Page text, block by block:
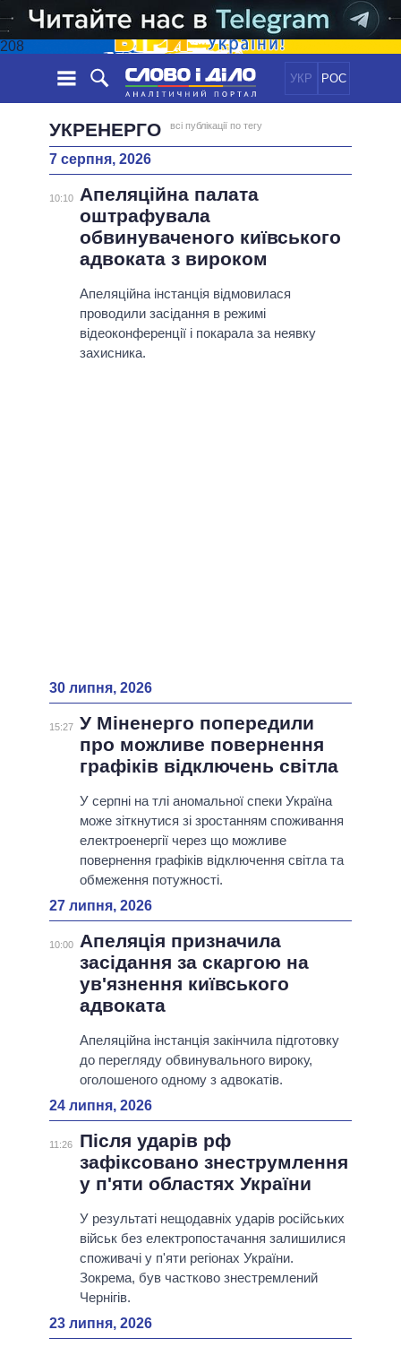
208
УКР РОС
НОВИНИ
СТРІЧКА
ПОДІЇ
СТАТТІ
ДУМКИ
ОГЛЯДИ
ДАЙДЖЕСТИ
ЕКОНОМІКА
СВІТ
ПОЛIТИКИ
УСІ ПОЛІТИКИ
ПРЕЗИДЕНТ І ОФІС
ВЕРХОВНА РАДА
КАБІНЕТ МІНІСТРІВ
ГОЛОВИ ОБЛАДМІНІСТРАЦІЙ
ІНФОГРАФІКА
ВІДЕО
ПІДТРИМАТИ
УКРЕНЕРГО всі публікації по тегу
7 серпня, 2026
10:10
Апеляційна палата
оштрафувала
обвинуваченого київського
адвоката з вироком
Апеляційна інстанція відмовилася
проводили засідання в режимі
відеоконференції і покарала за неявку
захисника.
30 липня, 2026
15:27 У Міненерго попередили
про можливе повернення
графіків відключень світла
У серпні на тлі аномальної спеки Україна
може зіткнутися зі зростанням споживання
електроенергії через що можливе
повернення графіків відключення світла та
обмеження потужності.
27 липня, 2026
10:00
Апеляція призначила
засідання за скаргою на
ув'язнення київського
адвоката
Апеляційна інстанція закінчила підготовку
до перегляду обвинувального вироку,
оголошеного одному з адвокатів.
24 липня, 2026
11:26
Після ударів рф
зафіксовано знеструмлення
у п'яти областях України
У результаті нещодавніх ударів російських
військ без електропостачання залишилися
споживачі у п'яти регіонах України.
Зокрема, був частково знестремлений
Чернігів.
23 липня, 2026